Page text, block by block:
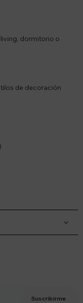
dormitorio o
de decoración
Suscribirme